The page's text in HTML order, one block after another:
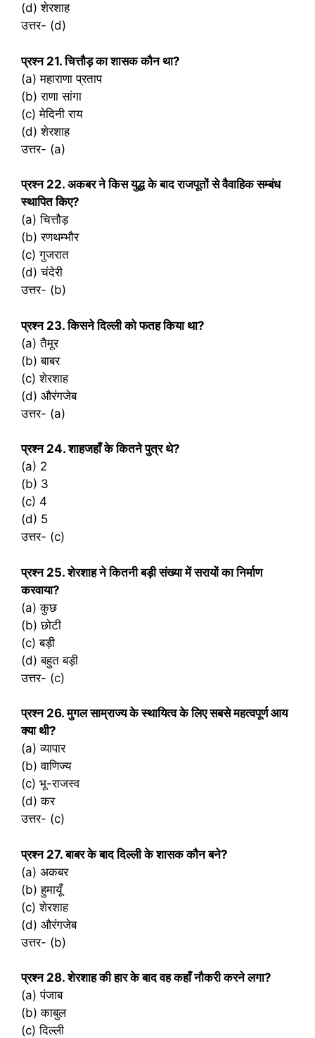
(d) शेरशाह
उत्तर- (d)
प्रश्‍न 21. चित्तौड़ का शासक कौन था?
(a) महाराणा प्रताप
(b) राणा सांगा
(c) मेदिनी राय
(d) शेरशाह
उत्तर- (a)
प्रश्‍न 22. अकबर ने किस युद्ध के बाद राजपूतों से वैवाहिक सम्बंध
स्थापित किए?
(a) चित्तौड़
(b) रणथम्भौर
(c) गुजरात
(d) चंदेरी
उत्तर- (b)
प्रश्‍न 23. किसने दिल्ली को फतह किया था?
(a) तैमूर
(b) बाबर
(c) शेरशाह
(d) औरंगजेब
उत्तर- (a)
प्रश्‍न 24. शाहजहाँ के कितने पुत्र थे?
(a) 2
(b) 3
(c) 4
(d) 5
उत्तर- (c)
प्रश्‍न 25. शेरशाह ने कितनी बड़ी संख्या में सरायों का निर्माण
करवाया?
(a) कुछ
(b) छोटी
(c) बड़ी
(d) बहुत बड़ी
उत्तर- (c)
प्रश्‍न 26. मुगल साम्राज्य के स्थायित्व के लिए सबसे महत्वपूर्ण आय
क्या थी?
(a) व्यापार
(b) वाणिज्य
(c) भू-राजस्व
(d) कर
उत्तर- (c)
प्रश्‍न 27. बाबर के बाद दिल्ली के शासक कौन बने?
(a) अकबर
(b) हुमायूँ
(c) शेरशाह
(d) औरंगजेब
उत्तर- (b)
प्रश्‍न 28. शेरशाह की हार के बाद वह कहाँ नौकरी करने लगा?
(a) पंजाब
(b) काबुल
(c) दिल्ली